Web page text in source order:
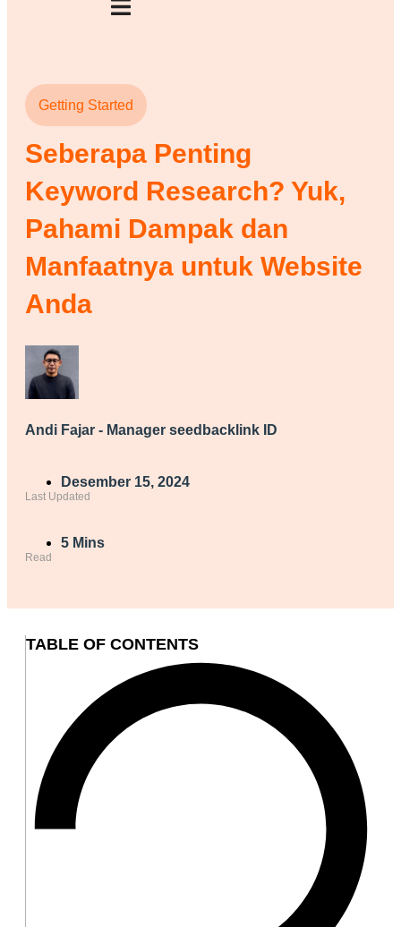
Getting Started
Seberapa Penting
Keyword Research? Yuk,
Pahami Dampak dan
Manfaatnya untuk Website
Anda
Andi Fajar - Manager seedbacklink ID
Desember 15, 2024
Last Updated
5 Mins
Read
TABLE OF CONTENTS